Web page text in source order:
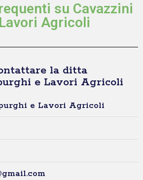
su Cavazzini
Agricoli
la ditta
e Lavori Agricoli
e Lavori Agricoli